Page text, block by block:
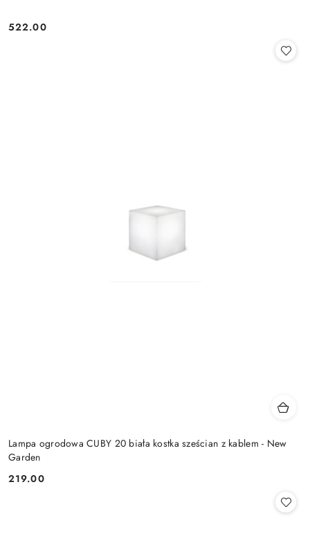
Cena:
522.00
Lampa ogrodowa CUBY 20 biała kostka sześcian z kablem - New
Garden
Cena:
219.00